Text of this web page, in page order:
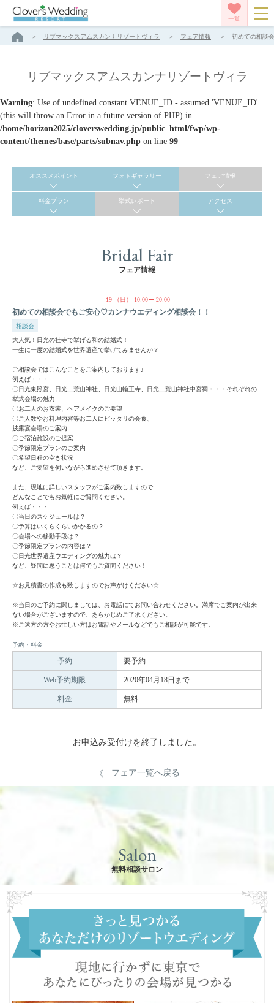
一覧
リブマックスアムスカンナリゾートヴィラ フェア情報 初めての相談
リブマックスアムスカンナリゾートヴィラ
Warning: Use of undefined constant VENUE_ID - assumed 'VENUE_ID'
(this will throw an Error in a future version of PHP) in
/home/horizon2025/cloverswedding.jp/public_html/fwp/wp-
content/themes/base/parts/subnav.php on line 99
オススメポイント フォトギャラリー フェア情報
料金プラン 挙式レポート アクセス
Bridal Fair
フェア情報
19 （日） 10:00 20:00
初めての相談会でもご安心♡カンナウエディング相談会！！
相談会
大人気！日光の社寺で挙げる和の結婚式！
一生に一度の結婚式を世界遺産で挙げてみませんか？
ご相談会ではこんなことをご案内しております♪
例えば・・・
〇日光東照宮、日光二荒山神社、日光山輪王寺、日光二荒山神社中宮祠・・・それぞれの
挙式会場の魅力
〇お二人のお衣裳、ヘアメイクのご要望
〇ご人数やお料理内容等お二人にピッタリの会食、
披露宴会場のご案内
〇ご宿泊施設のご提案
〇季節限定プランのご案内
〇希望日程の空き状況
など、ご要望を伺いながら進めさせて頂きます。
また、現地に詳しいスタッフがご案内致しますので
どんなことでもお気軽にご質問ください。
例えば・・・
〇当日のスケジュールは？
〇予算はいくらくらいかかるの？
〇会場への移動手段は？
〇季節限定プランの内容は？
〇日光世界遺産ウエディングの魅力は？
など、疑問に思うことは何でもご質問ください！
☆お見積書の作成も致しますのでお声がけください☆
※当日のご予約に関しましては、お電話にてお問い合わせください。満席でご案内が出来
ない場合がございますので、あらかじめご了承ください。
※ご遠方の方やお忙しい方はお電話やメールなどでもご相談が可能です。
予約・料金
予約 要予約
Web予約期限 2020年04月18日まで
料金 無料
お申込み受付けを終了しました。
フェア一覧へ戻る
Salon
無料相談サロン